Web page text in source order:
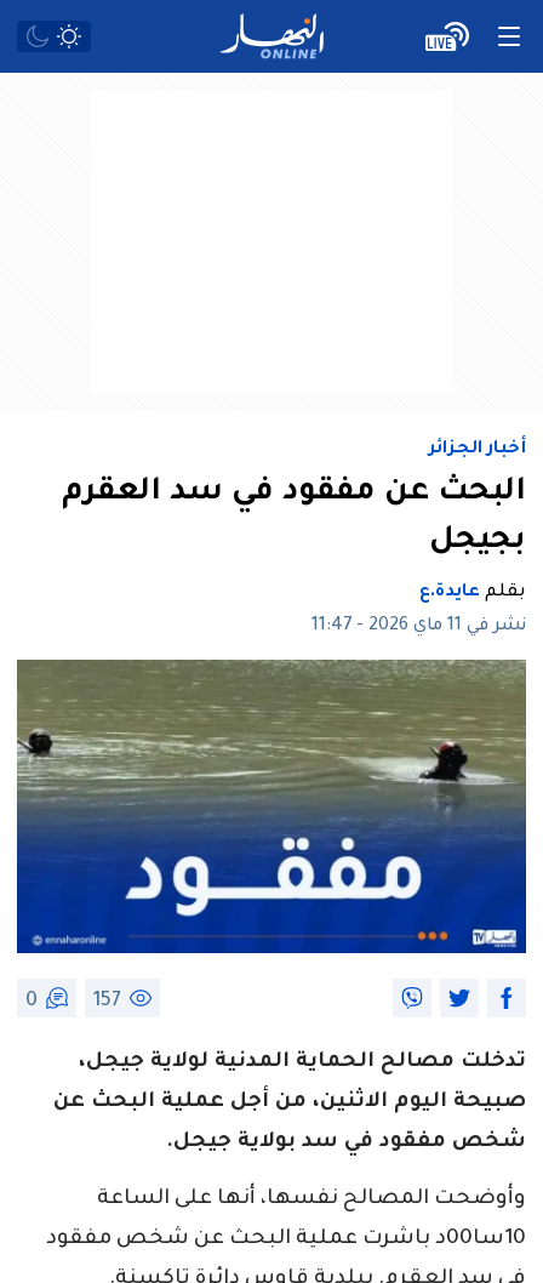
أخبار الجزائر
البحث عن مفقود في سد العقرم
بجيجل
بقلم عايدة.ع
نشر في 11 ماي 2026 - 11:47
157
0
تدخلت مصالح الحماية المدنية لولاية جيجل،
صبيحة اليوم الاثنين، من أجل عملية البحث عن
شخص مفقود في سد بولاية جيجل.
وأوضحت المصالح نفسها، أنها على الساعة
10سا00د باشرت عملية البحث عن شخص مفقود